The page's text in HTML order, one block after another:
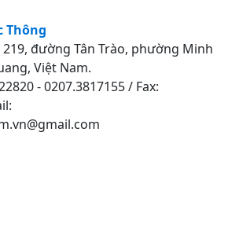
Thông
219, đường Tân Trào, phường Minh
Việt Nam.
- 0207.3817155 / Fax: